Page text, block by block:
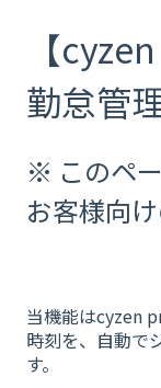
【
勤怠管
※ このペ
お客様向
当機能はcyzen
時刻を、自動で
す。